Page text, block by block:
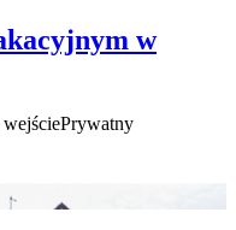
w
Prywatny